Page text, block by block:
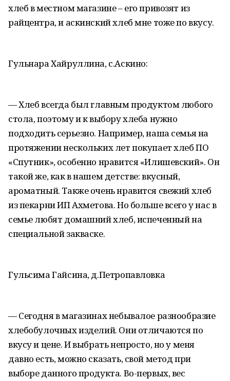
хлеб в местном магазине – его привозят из
райцентра, и аскинский хлеб мне тоже по вкусу.
Гульнара Хайруллина, с.Аскино:
— Хлеб всегда был главным продуктом любого
стола, поэтому и к выбору хлеба нужно
подходить серьезно. Например, наша семья на
протяжении нескольких лет покупает хлеб ПО
«Спутник», особенно нравится «Илишевский». Он
такой же, как в нашем детстве: вкусный,
ароматный. Также очень нравится свежий хлеб
из пекарни ИП Ахметова. Но больше всего у нас в
семье любят домашний хлеб, испеченный на
специальной закваске.
Гульсима Гайсина, д.Петропавловка
— Сегодня в магазинах небывалое разнообразие
хлебобулочных изделий. Они отличаются по
вкусу и цене. И выбрать непросто, но у меня
давно есть, можно сказать, свой метод при
выборе данного продукта. Во-первых, вес